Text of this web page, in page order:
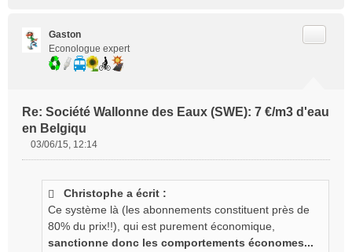
Gaston
Econologue expert
Re: Société Wallonne des Eaux (SWE): 7 €/m3 d'eau
en Belgiqu
03/06/15, 12:14
Christophe a écrit :
Ce système là (les abonnements constituent près de
80% du prix!!), qui est purement économique,
sanctionne donc les comportements économes...